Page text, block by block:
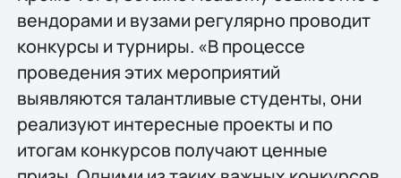
вендорами и вузами регулярно проводит
конкурсы и турниры. «В процессе
проведения этих мероприятий
выявляются талантливые студенты, они
реализуют интересные проекты и по
итогам конкурсов получают ценные